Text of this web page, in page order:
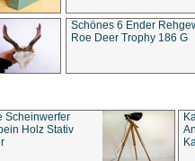
Schönes 6 Ender
Roe Deer Trophy 186 G
Scheinwerfer
Holz Stativ